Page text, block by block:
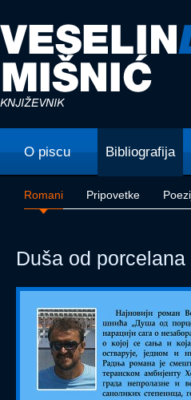
O piscu Bibliografija
Romani Pripovetke
Duša od porcelana